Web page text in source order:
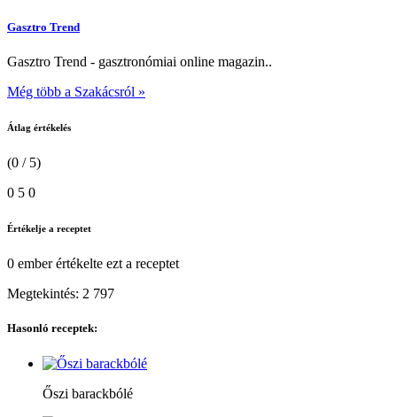
Gasztro Trend
Gasztro Trend - gasztronómiai online magazin..
Még több a Szakácsról »
Átlag értékelés
(0 / 5)
0 5 0
Értékelje a receptet
0 emberértékelte ezt a receptet
Megtekintés: 2 797
Hasonló receptek:
Őszi barackbólé